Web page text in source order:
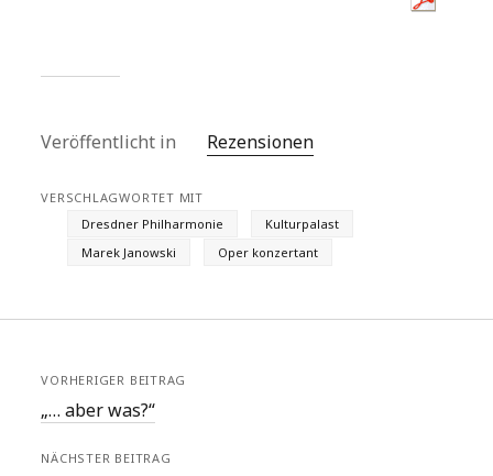
Veröffentlicht in Rezensionen
VERSCHLAGWORTET MIT
Dresdner Philharmonie
Kulturpalast
Marek Janowski
Oper konzertant
VORHERIGER BEITRAG
„… aber was?“
NÄCHSTER BEITRAG